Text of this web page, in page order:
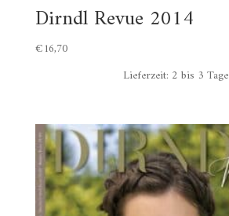
Dirndl Revue 2014
€16,70
Lieferzeit: 2 bis 3 Tage